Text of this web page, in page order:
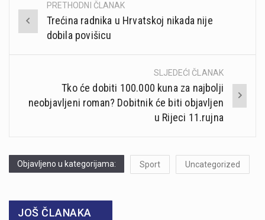
Post
navigation
PRETHODNI ČLANAK
Trećina radnika u Hrvatskoj nikada nije
dobila povišicu
SLJEDEĆI ČLANAK
Tko će dobiti 100.000 kuna za najbolji
neobjavljeni roman? Dobitnik će biti objavljen
u Rijeci 11.rujna
Objavljeno u kategorijama: Sport Uncategorized
JOŠ ČLANAKA